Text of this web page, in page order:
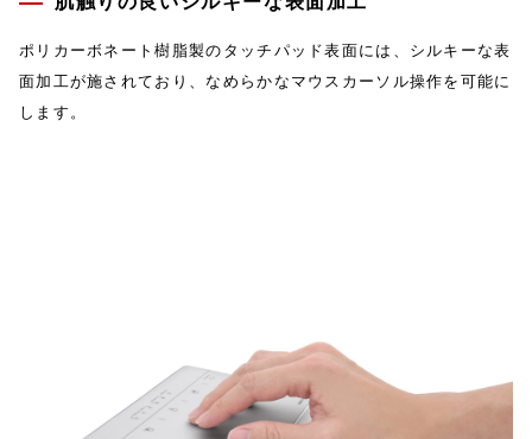
ポリカーボネート樹脂製のタッチパッド表面には、シルキーな表
面加工が施されており、なめらかなマウスカーソル操作を可能に
します。